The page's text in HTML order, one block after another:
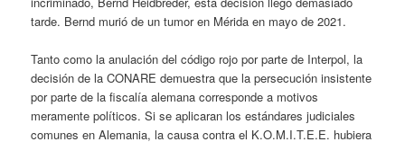
tarde. Bernd murió de un tumor en Mérida en mayo de2021.
Tanto como la anulación del código rojo por parte de Interpol, la
decisión de la CONARE demuestra que la persecución insistente
por parte de la fiscalía alemana corresponde a motivos
meramente políticos. Si se aplicaran los estándares judiciales
comunes en Alemania, la causa contra el K.O.M.I.T.E.E. hubiera